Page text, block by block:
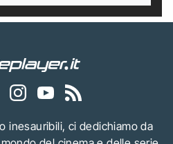
inesauribili, ci dedichiamo da